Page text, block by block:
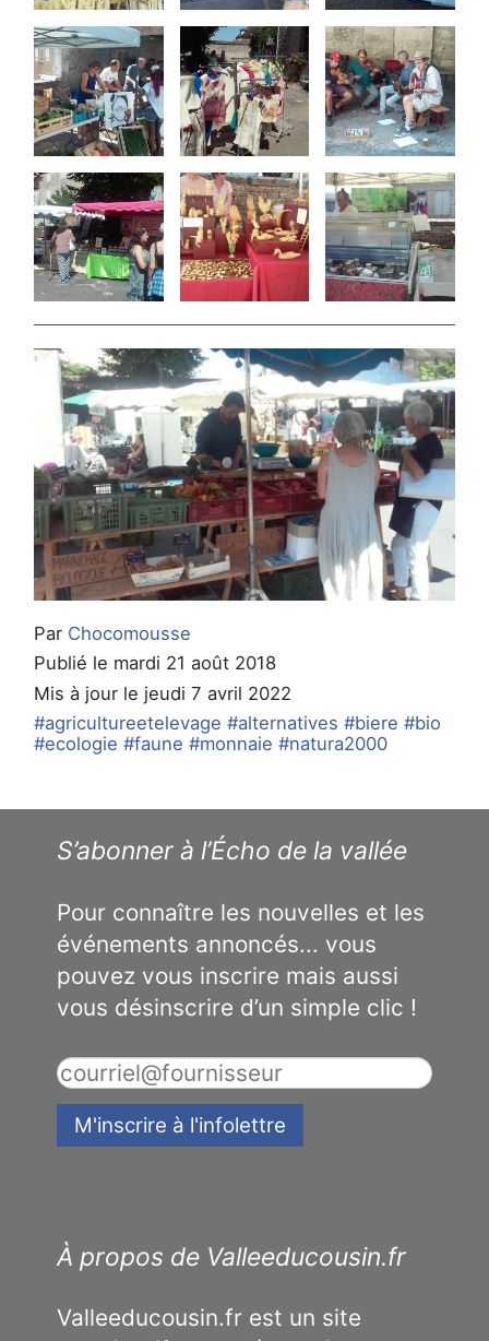
Par Chocomousse
Publié le mardi 21 août 2018
Mis à jour le jeudi 7 avril 2022
#agricultureetelevage #alternatives #biere #bio
#ecologie #faune #monnaie #natura2000
S’abonner à l’Écho de la vallée
Pour connaître les nouvelles et les
événements annoncés... vous
pouvez vous inscrire mais aussi
vous désinscrire d’un simple clic !
À propos de Valleeducousin.fr
Valleeducousin.fr est un site